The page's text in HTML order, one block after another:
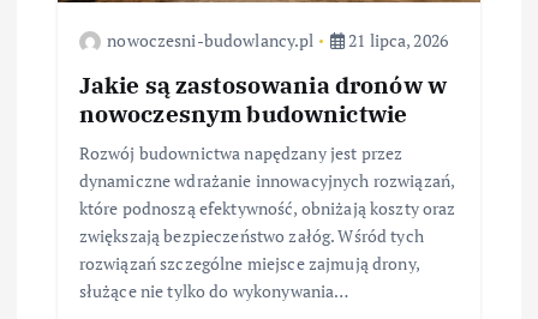
nowoczesni-budowlancy.pl 21 lipca, 2026
Jakie są zastosowania dronów w
nowoczesnym budownictwie
Rozwój budownictwa napędzany jest przez
dynamiczne wdrażanie innowacyjnych rozwiązań,
które podnoszą efektywność, obniżają koszty oraz
zwiększają bezpieczeństwo załóg. Wśród tych
rozwiązań szczególne miejsce zajmują drony,
służące nie tylko do wykonywania…